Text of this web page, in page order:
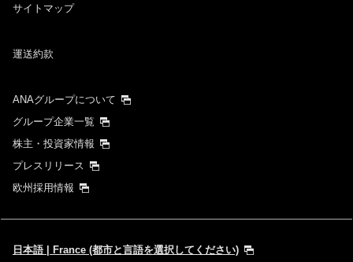
サイトマップ
運送約款
ANAグループについて
グループ企業一覧
株主・投資家情報
プレスリリース
欧州採用情報
日本語 | France (都市と言語を選択してください)